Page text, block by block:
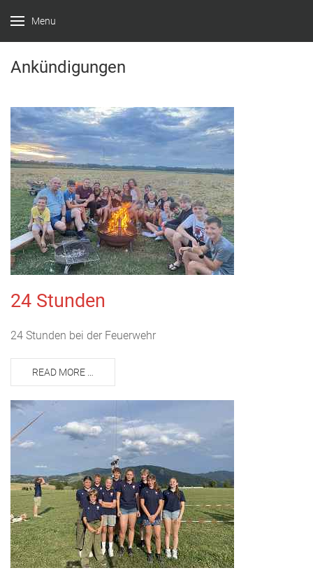
Menu
Ankündigungen
24 Stunden
24 Stunden bei der Feuerwehr
READ MORE …